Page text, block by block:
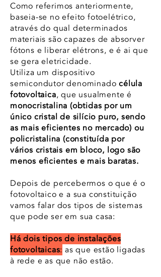
Como referimos anteriormente,
baseia-se no efeito fotoelétrico,
através do qual determinados
materiais são capazes de absorver
fótons e liberar elétrons, e é ai que
se gera eletricidade.
Utiliza um dispositivo
semicondutor denominadocélula
fotovoltaica, que usualmente é
monocristalina (obtidas por um
único cristal de silício puro, sendo
as mais eficientes no mercado) ou
policristalina (constituída por
vários cristais em bloco, logo são
menos eficientes e mais baratas.
Depois de percebermos o que é o
fotovoltaico e a sua constituição
vamos falar dos tipos de sistemas
que pode ser em sua casa:
Há dois tipos de instalações
fotovoltaicas: as que estão ligadas
à rede e as que não estão.